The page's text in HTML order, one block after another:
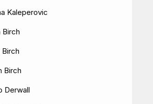
Kaleperovic
Birch
Birch
Birch
Derwall